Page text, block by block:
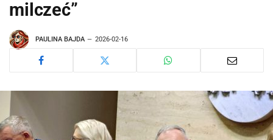
milczeć”
PAULINA BAJDA 2026-02-16